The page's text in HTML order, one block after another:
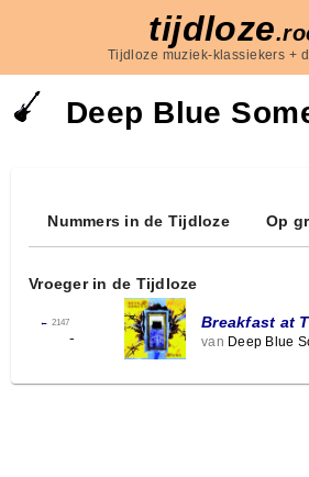
tijdloze
Tijdloze muziek-klassiekers +
Deep Blue
Nummers in de Tijdloze Op
Vroeger in de Tijdloze
← 2147
-
Breakfast at
van Deep Blue